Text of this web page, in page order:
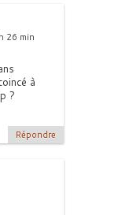
26 min
à
?
Répondre